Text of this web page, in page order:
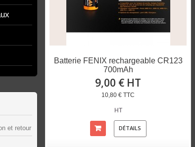
et retour
Batterie FENIX rechargeable CR123
700mAh
9,00 € HT
10,80 € TTC
HT
DÉTAILS